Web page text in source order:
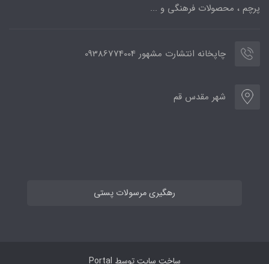
پرچم ، محصولات فرهنگی و ...
چاپخانه انتشارت مشهور 09386774004
شهر مقدس قم
رهگیری مرسولات پستی
ساخت سایت توسط Portal